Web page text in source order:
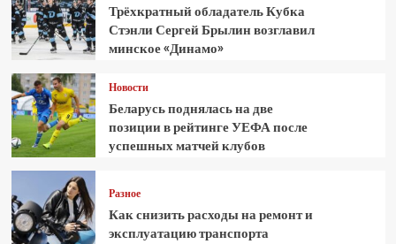
Трёхкратный обладатель Кубка
Стэнли Сергей Брылин возглавил
минское «Динамо»
Новости
Беларусь поднялась на две
позиции в рейтинге УЕФА после
успешных матчей клубов
Разное
Как снизить расходы на ремонт и
эксплуатацию транспорта